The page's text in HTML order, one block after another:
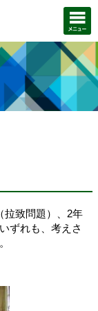
拉致問題）、2年
ずれも、考えさ